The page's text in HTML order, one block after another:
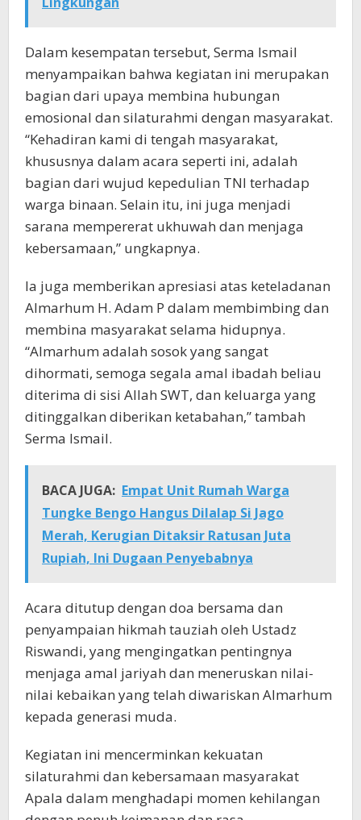
Dalam kesempatan tersebut, Serma Ismail
menyampaikan bahwa kegiatan ini merupakan
bagian dari upaya membina hubungan
emosional dan silaturahmi dengan masyarakat.
“Kehadiran kami di tengah masyarakat,
khususnya dalam acara seperti ini, adalah
bagian dari wujud kepedulian TNI terhadap
warga binaan. Selain itu, ini juga menjadi
sarana mempererat ukhuwah dan menjaga
kebersamaan,” ungkapnya.
Ia juga memberikan apresiasi atas keteladanan
Almarhum H. Adam P dalam membimbing dan
membina masyarakat selama hidupnya.
“Almarhum adalah sosok yang sangat
dihormati, semoga segala amal ibadah beliau
diterima di sisi Allah SWT, dan keluarga yang
ditinggalkan diberikan ketabahan,” tambah
Serma Ismail.
BACA JUGA: Empat Unit Rumah Warga
Tungke Bengo Hangus Dilalap Si Jago
Merah, Kerugian Ditaksir Ratusan Juta
Rupiah, Ini Dugaan Penyebabnya
Acara ditutup dengan doa bersama dan
penyampaian hikmah tauziah oleh Ustadz
Riswandi, yang mengingatkan pentingnya
menjaga amal jariyah dan meneruskan nilai-
nilai kebaikan yang telah diwariskan Almarhum
kepada generasi muda.
Kegiatan ini mencerminkan kekuatan
silaturahmi dan kebersamaan masyarakat
Apala dalam menghadapi momen kehilangan